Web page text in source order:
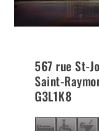
567 rue St-
Saint-
G3L1K8